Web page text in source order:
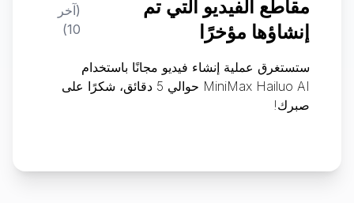
مقاطع الفيديو التي تم
إنشاؤها مؤخرًا
(آخر
10)
ستستغرق عملية إنشاء فيديو مجانًا باستخدام
MiniMax Hailuo AI حوالي 5 دقائق، شكرًا على
صبرك!